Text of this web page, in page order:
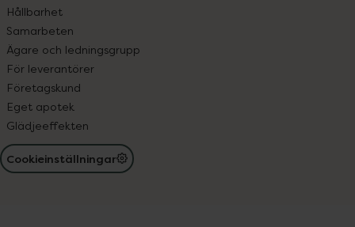
Hållbarhet
Samarbeten
Ägare och ledningsgrupp
För leverantörer
Företagskund
Eget apotek
Glädjeeffekten
Cookieinställningar